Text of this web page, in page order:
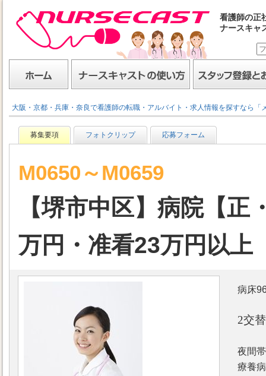
看護師の正
ナースキャ
大阪・京都・兵庫・奈良で看護師の転職・アルバイト・求人情報を探すなら「
募集要項 フォトクリップ 応募フォーム
M0650～M0659
【堺市中区】病院【
万円・准看23万円以上
病床
2交
夜間
療養